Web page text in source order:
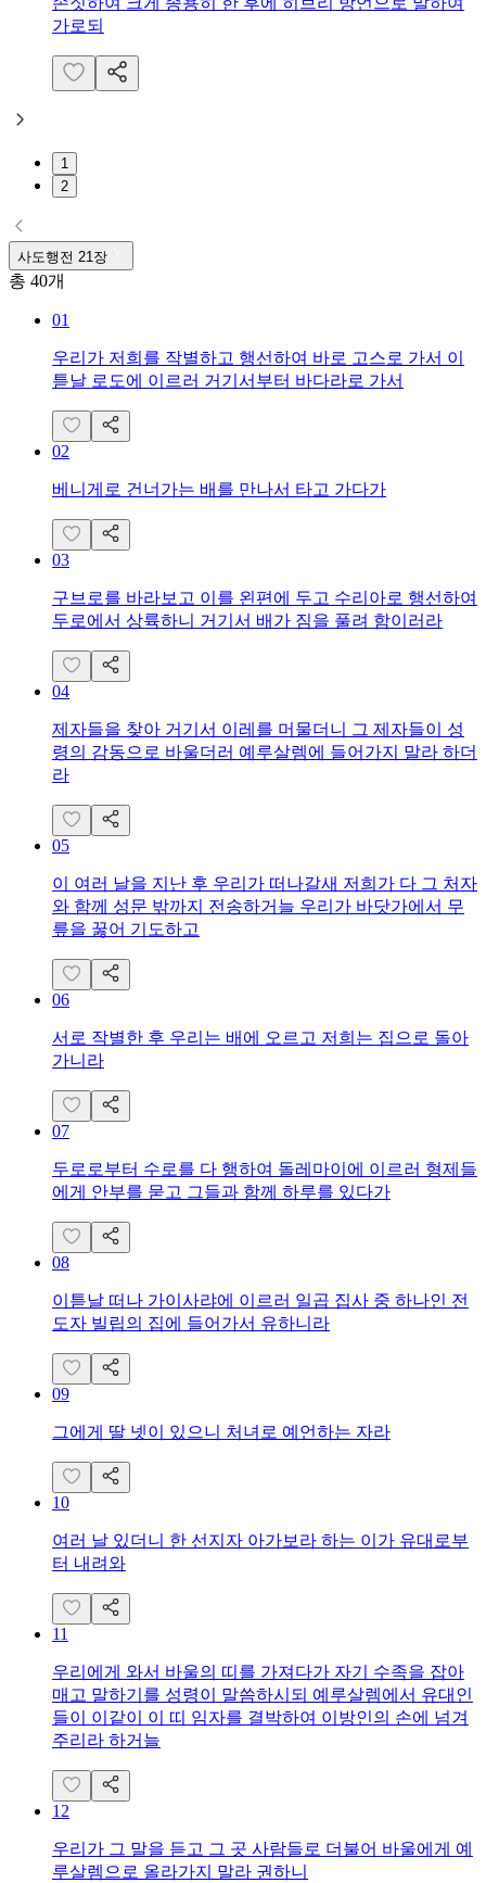
가로되
1
2
사도행전 21장
총 40개
01
우리가 저희를 작별하고 행선하여 바로 고스로 가서 이
튿날 로도에 이르러 거기서부터 바다라로 가서
02
베니게로 건너가는 배를 만나서 타고 가다가
03
구브로를 바라보고 이를 왼편에 두고 수리아로 행선하여
두로에서 상륙하니 거기서 배가 짐을 풀려 함이러라
04
제자들을 찾아 거기서 이레를 머물더니 그 제자들이 성
령의 감동으로 바울더러 예루살렘에 들어가지 말라 하더
라
05
이 여러 날을 지난 후 우리가 떠나갈새 저희가 다 그 처자
와 함께 성문 밖까지 전송하거늘 우리가 바닷가에서 무
릎을 꿇어 기도하고
06
서로 작별한 후 우리는 배에 오르고 저희는 집으로 돌아
가니라
07
두로로부터 수로를 다 행하여 돌레마이에 이르러 형제들
에게 안부를 묻고 그들과 함께 하루를 있다가
08
이튿날 떠나 가이사랴에 이르러 일곱 집사 중 하나인 전
도자 빌립의 집에 들어가서 유하니라
09
그에게 딸 넷이 있으니 처녀로 예언하는 자라
10
여러 날 있더니 한 선지자 아가보라 하는 이가 유대로부
터 내려와
11
우리에게 와서 바울의 띠를 가져다가 자기 수족을 잡아
매고 말하기를 성령이 말씀하시되 예루살렘에서 유대인
들이 이같이 이 띠 임자를 결박하여 이방인의 손에 넘겨
주리라 하거늘
12
우리가 그 말을 듣고 그 곳 사람들로 더불어 바울에게 예
루살렘으로 올라가지 말라 권하니